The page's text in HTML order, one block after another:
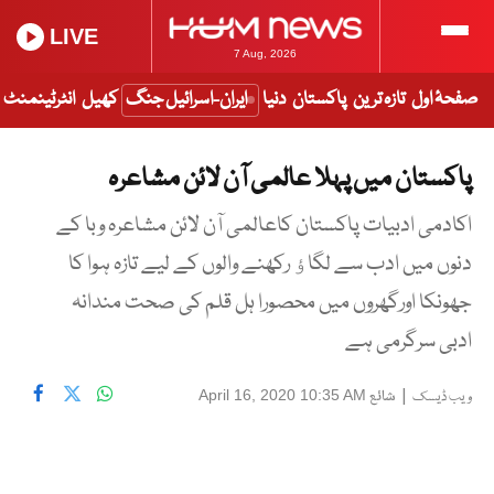
7 Aug, 2026
LIVE
صفحۂ اول تازہ ترین پاکستان دنیا ایران-اسرائیل جنگ کھیل انٹرٹینمنٹ
پاکستان میں پہلا عالمی آن لائن مشاعرہ
اکادمی ادبیات پاکستان کاعالمی آن لائن مشاعرہ وبا کے
دنوں میں ادب سے لگاﺅ رکھنے والوں کے لیے تازہ ہوا کا
جھونکا اورگھروں میں محصورا ہل قلم کی صحت مندانہ
ادبی سرگرمی ہے
ویب ڈیسک | شائع April 16, 2020 10:35 AM